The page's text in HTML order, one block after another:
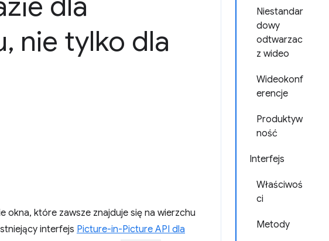
Niestandar
dowy
odtwarzac
z wideo
Wideokonf
erencje
Produktyw
ność
Interfejs
Właściwoś
ci
Metody
, nie tylko dla
okna, które zawsze znajduje się na wierzchu
interfejs Picture-in-Picture API dla